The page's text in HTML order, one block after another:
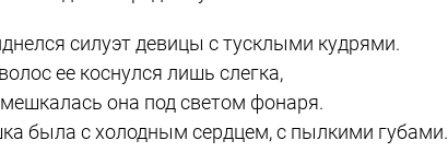
силуэт девицы с тусклыми кудрями.
ее коснулся лишь слегка,
она под светом фонаря.
была с холодным сердцем, с пылкими губами.